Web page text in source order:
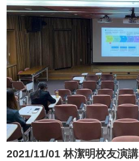
2021/11/01 林潔明校友演講